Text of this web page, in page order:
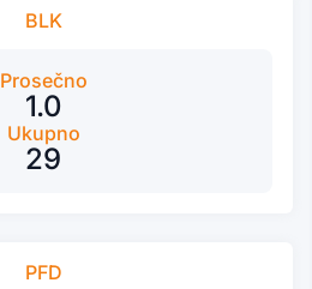
BLK
Prosečno
1.0
Ukupno
29
PFD